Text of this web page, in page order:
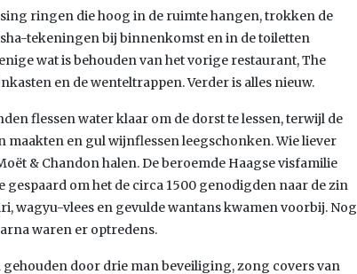
ringen die hoog in de ruimte hangen, trokken de
tekeningen bij binnenkomst en in de toiletten
wat is behouden van het vorige restaurant, The
en de wenteltrappen. Verder is alles nieuw.
flessen water klaar om de dorst te lessen, terwijl de
maakten en gul wijnflessen leegschonken. Wie liever
& Chandon halen. De beroemde Haagse visfamilie
gespaard om het de circa 1500 genodigden naar de zin
wagyu-vlees en gevulde wantans kwamen voorbij. Nog
waren er optredens.
gehouden door drie man beveiliging, zong covers van